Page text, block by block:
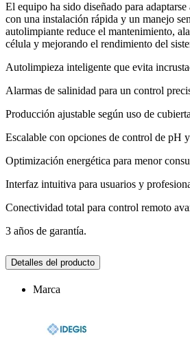
El equipo ha sido diseñado para
con una instalación rápida y un manejo
autolimpiante reduce el mantenimiento,
célula y mejorando el rendimiento del
Autolimpieza inteligente que evita
Alarmas de salinidad para un control
Producción ajustable según uso de
Escalable con opciones de control de pH
Optimización energética para menor
Interfaz intuitiva para usuarios y
Conectividad total para control remoto
3 años de garantía.
Detalles del producto
Marca